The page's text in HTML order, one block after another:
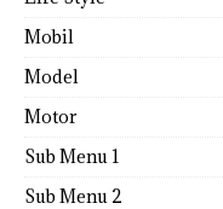
Mobil
Model
Motor
Sub Menu 1
Sub Menu 2